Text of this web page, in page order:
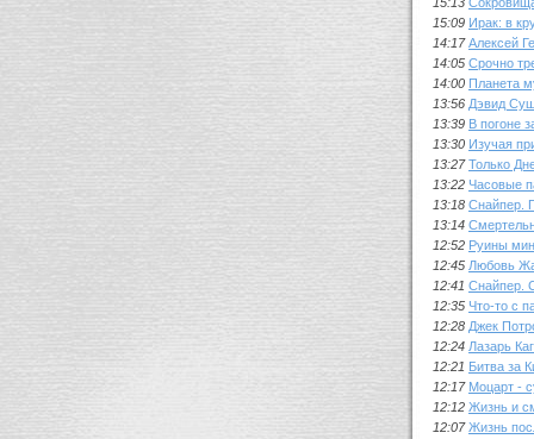
15:09 Ирак: в
14:17 Алексей
14:05 Срочно
14:00 Планета
13:56 Дэвид
13:39 В погоне
13:30 Изучая
13:27 Только
13:22 Часовые
13:18 Снайпер.
13:14
12:52 Руины
12:45 Любовь
12:41 Снайпер.
12:35 Что-то с
12:28 Джек
12:24 Лазарь
12:21 Битва за
12:17 Моцарт -
12:12 Жизнь и
12:07 Жизнь